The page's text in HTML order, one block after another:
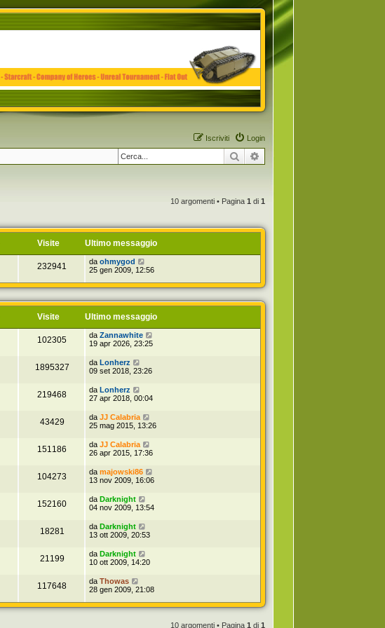
Login
Iscriviti
Cerca
10 argomenti • Pagina 1 di 1
Visite Ultimo messaggio
232941 da ohmygod
25 gen 2009, 12:56
Visite Ultimo messaggio
102305 da Zannawhite
19 apr 2026, 23:25
1895327 da Lonherz
09 set 2018, 23:26
219468 da Lonherz
27 apr 2018, 00:04
43429 da JJ Calabria
25 mag 2015, 13:26
151186 da JJ Calabria
26 apr 2015, 17:36
104273 da majowski86
13 nov 2009, 16:06
152160 da Darknight
04 nov 2009, 13:54
18281 da Darknight
13 ott 2009, 20:53
21199 da Darknight
10 ott 2009, 14:20
117648 da Thowas
28 gen 2009, 21:08
10 argomenti • Pagina 1 di 1